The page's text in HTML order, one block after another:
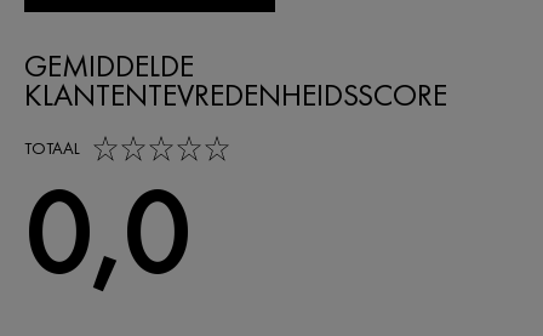
GEMIDDELDE
KLANTENTEVREDENHEIDSSCORE
TOTAAL
0,0 out of 5 stars
0,0